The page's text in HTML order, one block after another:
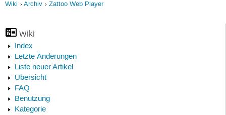
Wiki Archiv Zattoo Web Player
Wiki
Index
Letzte Änderungen
Liste neuer Artikel
Übersicht
FAQ
Benutzung
Kategorie